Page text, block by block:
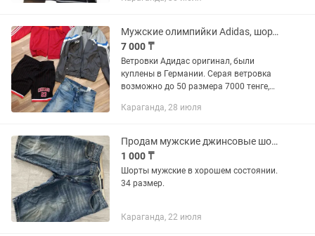
Мужские олимпийки Adidas, шорты разные
7 000 ₸
Ветровки Адидас оригинал, были
куплены в Германии. Серая ветровка
возможно до 50 размера 7000 тенге,
Шорты джинсовые 3500 тенге, и
Караганда, 28 июля
Продам мужские джинсовые шорты
1 000 ₸
Шорты мужские в хорошем состоянии.
34 размер.
Караганда, 22 июля